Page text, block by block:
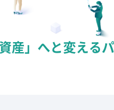
産」へと変えるパ